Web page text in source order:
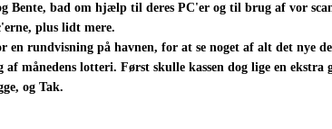
Bente, bad om hjælp til deres PC'er og til brug af vor
plus lidt mere.
en rundvisning på havnen, for at se noget af alt det nye
månedens lotteri. Først skulle kassen dog lige en
og Tak.